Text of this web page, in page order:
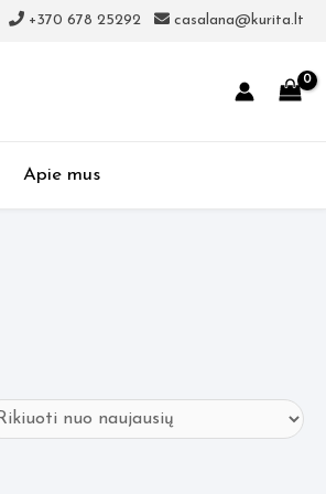
+370 678 25292 casalana@kurita.lt
Apie mus